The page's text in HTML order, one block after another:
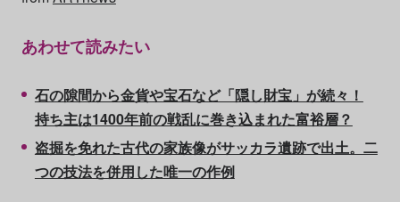
あわせて読みたい
石の隙間から金貨や宝石など「隠し財宝」が続々！
持ち主は1400年前の戦乱に巻き込まれた富裕層？
盗掘を免れた古代の家族像がサッカラ遺跡で出土。二
つの技法を併用した唯一の作例